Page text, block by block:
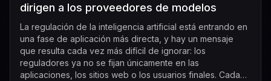
dirigen a los proveedores de modelos
La regulación de la inteligencia artificial está entrando en
una fase de aplicación más directa, y hay un mensaje
que resulta cada vez más difícil de ignorar: los
reguladores ya no se fijan únicamente en las
aplicaciones, los sitios web o los usuarios finales. Cada